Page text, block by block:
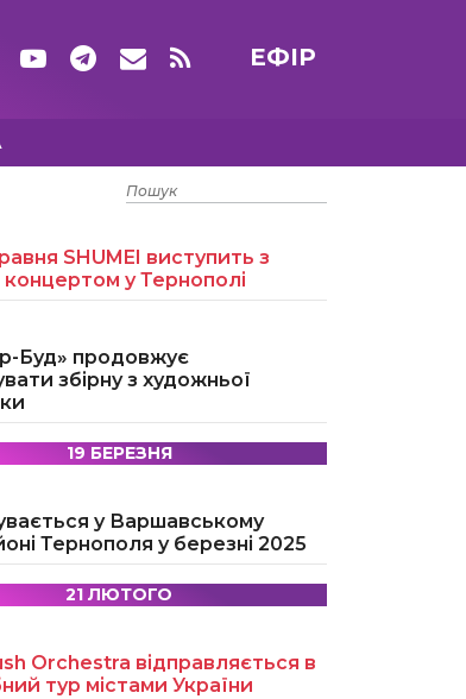
ЕФІР
15 ТРАВНЯ
SHUMEI виступить з
у Тернополі
Буд» продовжує
збірну з художньої
19 БЕРЕЗНЯ
у Варшавському
Тернополя у березні 2025
21 ЛЮТОГО
Orchestra відправляється в
тур містами України